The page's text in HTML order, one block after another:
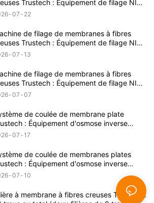
Trustech : Équipement de filage NIPS
(17)
07 22
de filage de membranes à fibres
Trustech : Équipement de filage NIPS
(16)
07 13
de filage de membranes à fibres
Trustech : Équipement de filage NIPS
(15)
07 07
de coulée de membrane plate
: Équipement d'osmose inverse
(XIV)
07 17
de coulée de membranes plates
: Équipement d'osmose inverse
(XIII)
07 10
à membrane à fibres creuses Trustech :